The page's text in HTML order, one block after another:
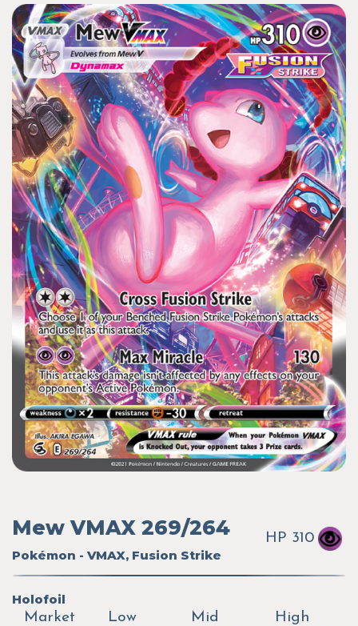
Mew VMAX 269/264
Pokémon - VMAX, Fusion Strike
HP 310
Holofoil
Market
Low
Mid
High